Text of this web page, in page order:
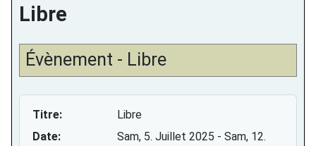
Libre
Évènement - Libre
Titre:
Libre
Date:
Sam, 5. Juillet 2025 - Sam, 12.